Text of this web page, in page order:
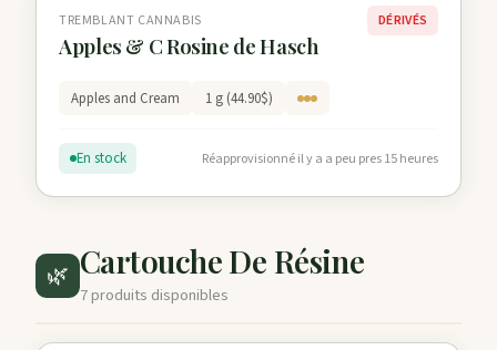
TREMBLANT CANNABIS
Apples & C Rosine de Hasch
DÉRIVÉS
Apples and Cream 1 g (44.90$)
En stock Réapprovisionné il y a a peu pres 15 heures
🌿 Cartouche De Résine
7 produits disponibles